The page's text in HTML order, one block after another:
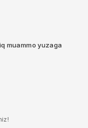
muammo yuzaga